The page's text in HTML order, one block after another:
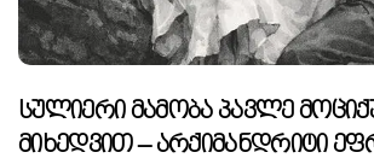
Სულიერი Მამობა Პავლე
Მიხედვით – Არქიმანდრიტი